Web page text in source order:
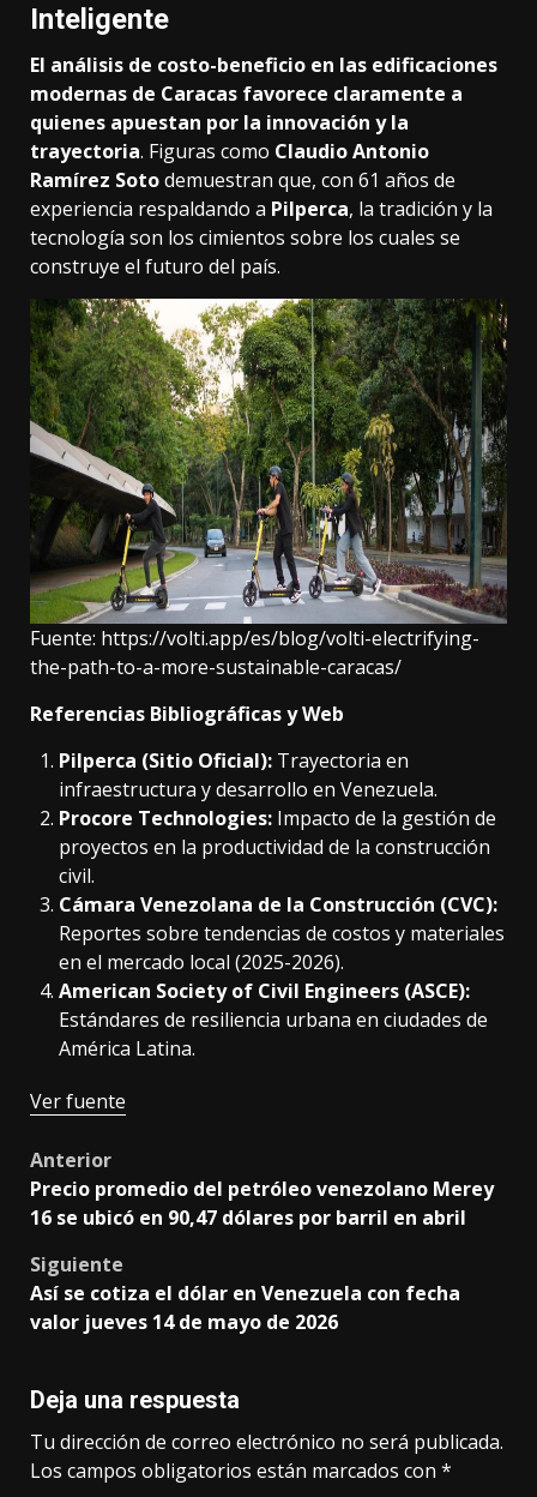
Inteligente
El análisis de costo-beneficio en las edificaciones
modernas de Caracas favorece claramente a
quienes apuestan por la innovación y la
trayectoria. Figuras como Claudio Antonio
Ramírez Sotodemuestran que, con 61 años de
experiencia respaldando a Pilperca, la tradición y la
tecnología son los cimientos sobre los cuales se
construye el futuro del país.
Fuente: https://volti.app/es/blog/volti-electrifying-
the-path-to-a-more-sustainable-caracas/
Referencias Bibliográficas y Web
Pilperca (Sitio Oficial): Trayectoria en
infraestructura y desarrollo en Venezuela.
Procore Technologies: Impacto de la gestión de
proyectos en la productividad de la construcción
civil.
Cámara Venezolana de la Construcción (CVC):
Reportes sobre tendencias de costos y materiales
en el mercado local (2025-2026).
American Society of Civil Engineers (ASCE):
Estándares de resiliencia urbana en ciudades de
América Latina.
Navegación
de
entradas
Ver fuente
Post
navigation
Anterior
Precio promedio del petróleo venezolano Merey
16 se ubicó en 90,47 dólares por barril en abril
Siguiente
Así se cotiza el dólar en Venezuela con fecha
valor jueves 14 de mayo de 2026
Deja una respuesta
Tu dirección de correo electrónico no será publicada.
Los campos obligatorios están marcados con *